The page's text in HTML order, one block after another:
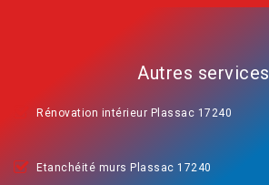
Autres services
Rénovation intérieur Plassac 17240
Etanchéité murs Plassac 17240